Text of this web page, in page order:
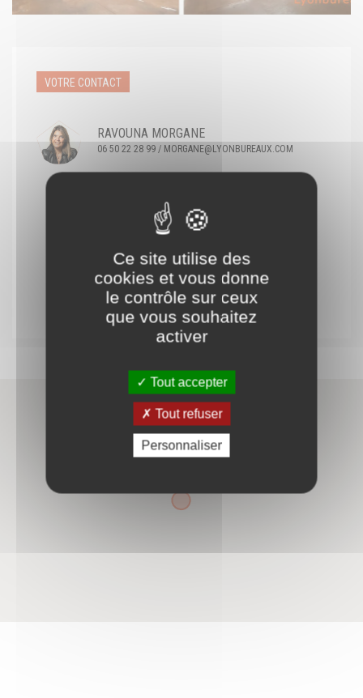
VOTRE CONTACT
RAVOUNA MORGANE
06 50 22 28 99 / MORGANE@LYONBUREAUX.COM
Ce site utilise des
cookies et vous donne
le contrôle sur ceux
que vous souhaitez
activer
Tout accepter
Tout refuser
Personnaliser